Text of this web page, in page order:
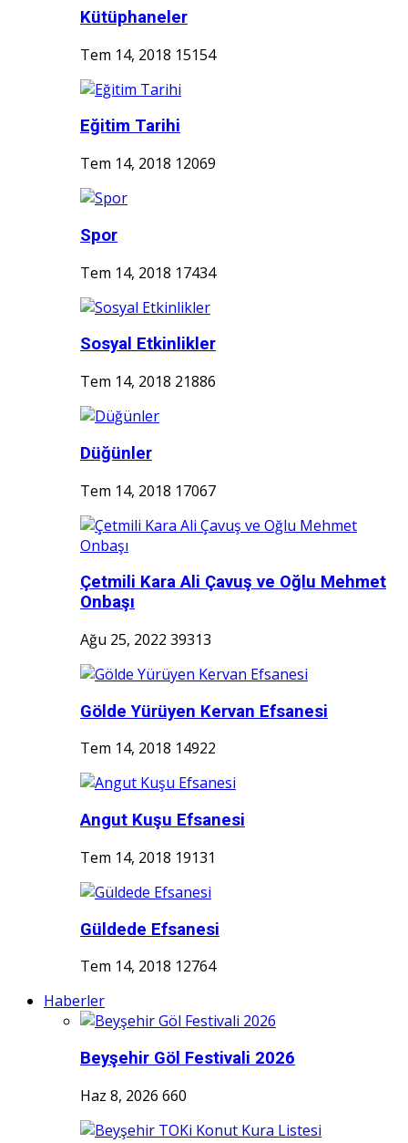
Kütüphaneler
Tem 14, 2018 15154
Eğitim Tarihi
Tem 14, 2018 12069
Spor
Tem 14, 2018 17434
Sosyal Etkinlikler
Tem 14, 2018 21886
Düğünler
Tem 14, 2018 17067
Çetmili Kara Ali Çavuş ve Oğlu Mehmet
Onbaşı
Ağu 25, 2022 39313
Gölde Yürüyen Kervan Efsanesi
Tem 14, 2018 14922
Angut Kuşu Efsanesi
Tem 14, 2018 19131
Güldede Efsanesi
Tem 14, 2018 12764
Haberler
Beyşehir Göl Festivali 2026
Haz 8, 2026 660